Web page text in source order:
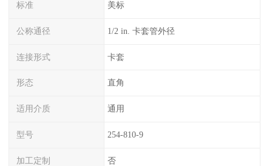
标准 美标
公称通径 1/2 in. 卡套管外径
连接形式 卡套
形态 直角
适用介质 通用
型号 254-810-9
加工定制 否